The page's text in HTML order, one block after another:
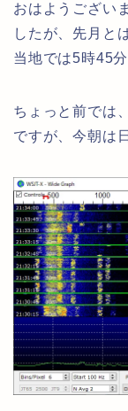
おはようござい
したが、先月と
当地では5時45
ちょっと前では
ですが、今朝は